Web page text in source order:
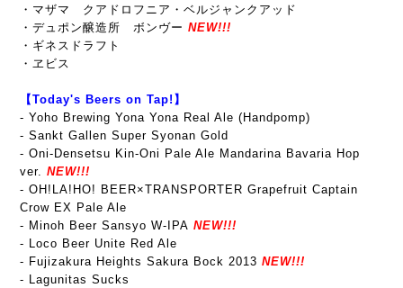
・マザマ クアドロフニア・ベルジャンクアッド
・デュポン醸造所 ボンヴー NEW!!!
・ギネスドラフト
・ヱビス
【Today's Beers on Tap!】
- Yoho Brewing Yona Yona Real Ale (Handpomp)
- Sankt Gallen Super Syonan Gold
- Oni-Densetsu Kin-Oni Pale Ale Mandarina Bavaria Hop
ver. NEW!!!
- OH!LA!HO! BEER×TRANSPORTER Grapefruit Captain
Crow EX Pale Ale
- Minoh Beer Sansyo W-IPA NEW!!!
- Loco Beer Unite Red Ale
- Fujizakura Heights Sakura Bock 2013 NEW!!!
- Lagunitas Sucks